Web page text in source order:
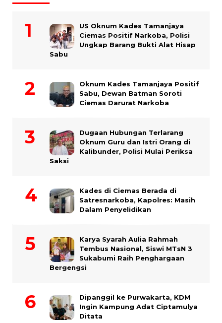
US Oknum Kades Tamanjaya
Ciemas Positif Narkoba, Polisi
Ungkap Barang Bukti Alat Hisap
Sabu
Oknum Kades Tamanjaya Positif
Sabu, Dewan Batman Soroti
Ciemas Darurat Narkoba
Dugaan Hubungan Terlarang
Oknum Guru dan Istri Orang di
Kalibunder, Polisi Mulai Periksa
Saksi
Kades di Ciemas Berada di
Satresnarkoba, Kapolres: Masih
Dalam Penyelidikan
Karya Syarah Aulia Rahmah
Tembus Nasional, Siswi MTsN 3
Sukabumi Raih Penghargaan
Bergengsi
Dipanggil ke Purwakarta, KDM
Ingin Kampung Adat Ciptamulya
Ditata